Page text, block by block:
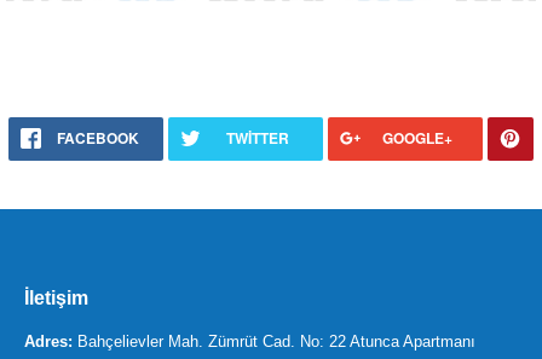
FACEBOOK TWITTER GOOGLE+
İletişim
Adres: Bahçelievler Mah. Zümrüt Cad. No: 22 Atunca Apartmanı